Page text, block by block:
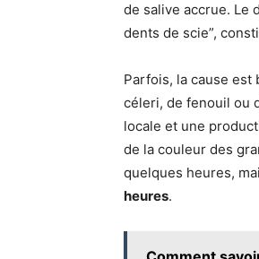
de salive accrue. Le
dents de scie”,
Parfois, la cause est
céleri, de fenouil ou
locale et une
de la couleur des
quelques heures,
heures.